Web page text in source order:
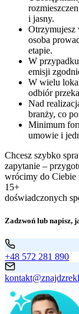
i jasny.
Otrzymujesz
osoba
etapie.
W
emisji
W wielu
odbiór
Nad
branży, co
Minimum
umowie i
Chcesz szybko
zapytanie –
wrócimy do Ciebie
15+
doświadczonych
Zadzwoń lub napisz,
+48 572 281 890